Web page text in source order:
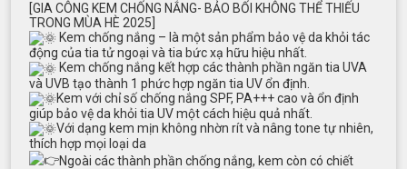
[GIA CÔNG KEM CHỐNG NẮNG- BẢO BỐI KHÔNG THỂ THIẾU
TRONG MÙA HÈ 2025]
Kem chống nắng – là một sản phẩm bảo vệ da khỏi tác
động của tia tử ngoại và tia bức xạ hữu hiệu nhất.
Kem chống nắng kết hợp các thành phần ngăn tia UVA
và UVB tạo thành 1 phức hợp ngăn tia UV ổn định.
Kem với chỉ số chống nắng SPF, PA+++ cao và ổn định
giúp bảo vệ da khỏi tia UV một cách hiệu quả nhất.
Với dạng kem mịn không nhờn rít và nâng tone tự nhiên,
thích hợp mọi loại da
Ngoài các thành phần chống nắng, kem còn có chiết